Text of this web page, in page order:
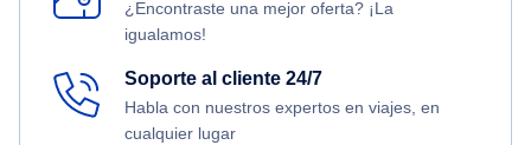
¿Encontraste una mejor oferta? ¡La
igualamos!
Soporte al cliente 24/7
Habla con nuestros expertos en viajes, en
cualquier lugar